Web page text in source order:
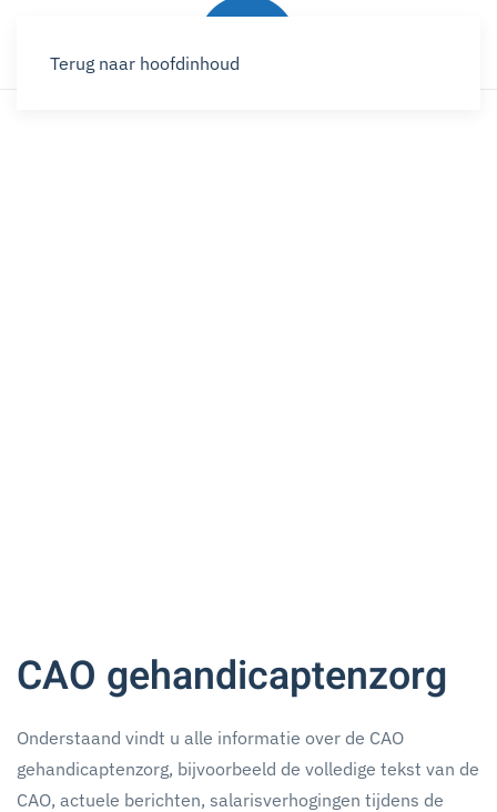
Terug naar hoofdinhoud
CAO gehandicaptenzorg
Onderstaand vindt u alle informatie over de CAO
gehandicaptenzorg, bijvoorbeeld de volledige tekst van de
CAO, actuele berichten, salarisverhogingen tijdens de